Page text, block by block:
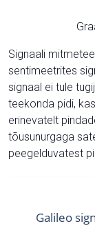
Signaali
sentimeetrites
signaal ei tule
teekonda pidi,
erinevatelt
tõusunurgaga
peegelduvatest
Galileo